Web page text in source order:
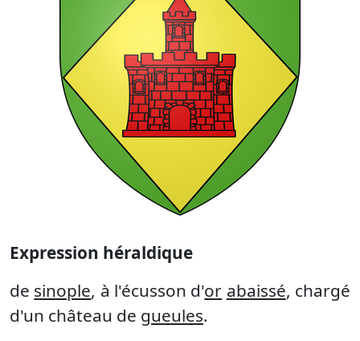
Expression héraldique
de sinople, à l'écusson d'or abaissé, chargé
d'un château de gueules.